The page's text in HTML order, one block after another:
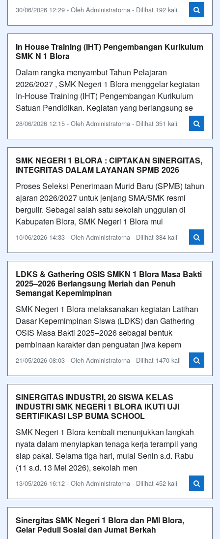
30/06/2026 12:29 - Oleh Administratorna - Dilihat 192 kali
In House Training (IHT) Pengembangan Kurikulum
SMK N 1 Blora
Dalam rangka menyambut Tahun Pelajaran
2026/2027 , SMK Negeri 1 Blora menggelar kegiatan
In-House Training (IHT) Pengembangan Kurikulum
Satuan Pendidikan. Kegiatan yang berlangsung se
28/06/2026 12:15 - Oleh Administratorna - Dilihat 351 kali
SMK NEGERI 1 BLORA : CIPTAKAN SINERGITAS,
INTEGRITAS DALAM LAYANAN SPMB 2026
Proses Seleksi Penerimaan Murid Baru (SPMB) tahun
ajaran 2026/2027 untuk jenjang SMA/SMK resmi
bergulir. Sebagai salah satu sekolah unggulan di
Kabupaten Blora, SMK Negeri 1 Blora mul
10/06/2026 14:33 - Oleh Administratorna - Dilihat 384 kali
LDKS & Gathering OSIS SMKN 1 Blora Masa Bakti
2025–2026 Berlangsung Meriah dan Penuh
Semangat Kepemimpinan
SMK Negeri 1 Blora melaksanakan kegiatan Latihan
Dasar Kepemimpinan Siswa (LDKS) dan Gathering
OSIS Masa Bakti 2025–2026 sebagai bentuk
pembinaan karakter dan penguatan jiwa kepem
21/05/2026 08:03 - Oleh Administratorna - Dilihat 1470 kali
SINERGITAS INDUSTRI, 20 SISWA KELAS
INDUSTRI SMK NEGERI 1 BLORA IKUTI UJI
SERTIFIKASI LSP BUMA SCHOOL
SMK Negeri 1 Blora kembali menunjukkan langkah
nyata dalam menyiapkan tenaga kerja terampil yang
siap pakai. Selama tiga hari, mulai Senin s.d. Rabu
(11 s.d. 13 Mei 2026), sekolah men
13/05/2026 16:12 - Oleh Administratorna - Dilihat 452 kali
Sinergitas SMK Negeri 1 Blora dan PMI Blora,
Gelar Peduli Sosial dan Jumat Berkah